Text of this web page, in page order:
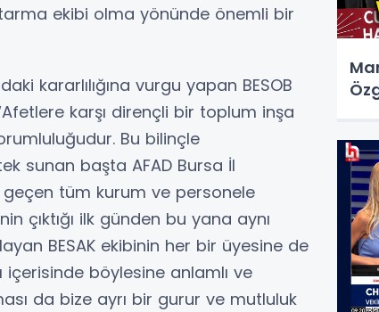
ekibi olma yönünde önemli bir
kararlılığına vurgu yapan BESOB
karşı dirençli bir toplum inşa
Bu bilinçle
sunan başta AFAD Bursa İl
tüm kurum ve personele
çıktığı ilk günden bu yana aynı
BESAK ekibinin her bir üyesine de
içerisinde böylesine anlamlı ve
da bize ayrı bir gurur ve mutluluk